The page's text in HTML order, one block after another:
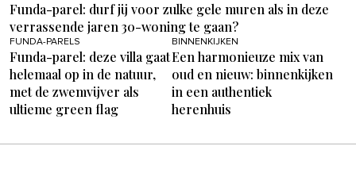
Funda-parel: durf jij voor zulke gele muren als in deze
verrassende jaren 30-woning te gaan?
FUNDA-PARELS
Funda-parel: deze villa gaat
helemaal op in de natuur,
met de zwemvijver als
ultieme green flag
BINNENKIJKEN
Een harmonieuze mix van
oud en nieuw: binnenkijken
in een authentiek
herenhuis